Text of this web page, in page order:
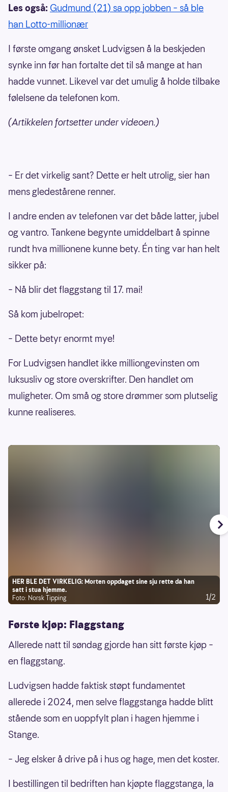
Les også: Gudmund (21) sa opp jobben – så ble
han Lotto-millionær
I første omgang ønsket Ludvigsen å la beskjeden
synke inn før han fortalte det til så mange at han
hadde vunnet. Likevel var det umulig å holde tilbake
følelsene da telefonen kom.
(Artikkelen fortsetter under videoen.)
– Er det virkelig sant? Dette er helt utrolig, sier han
mens gledestårene renner.
I andre enden av telefonen var det både latter, jubel
og vantro. Tankene begynte umiddelbart å spinne
rundt hva millionene kunne bety. Én ting var han helt
sikker på:
– Nå blir det flaggstang til 17. mai!
Så kom jubelropet:
– Dette betyr enormt mye!
For Ludvigsen handlet ikke milliongevinsten om
luksusliv og store overskrifter. Den handlet om
muligheter. Om små og store drømmer som plutselig
kunne realiseres.
HER BLE DET VIRKELIG: Morten oppdaget sine sju rette da han
satt i stua hjemme.
Foto: Norsk Tipping
1/2
Første kjøp: Flaggstang
Allerede natt til søndag gjorde han sitt første kjøp –
en flaggstang.
Ludvigsen hadde faktisk støpt fundamentet
allerede i 2024, men selve flaggstanga hadde blitt
stående som en uoppfylt plan i hagen hjemme i
Stange.
– Jeg elsker å drive på i hus og hage, men det koster.
I bestillingen til bedriften han kjøpte flaggstanga, la